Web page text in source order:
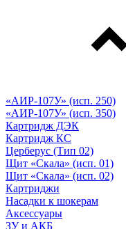
«АИР-107У» (исп. 250)
«АИР-107У» (исп. 350)
Картридж ДЭК
Картридж КС
Церберус (Тип 02)
Щит «Скала» (исп. 01)
Щит «Скала» (исп. 02)
Картриджи
Насадки к шокерам
Аксессуары
ЗУ и АКБ